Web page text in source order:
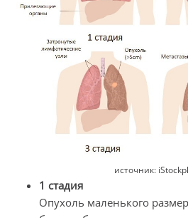
источник:
1 стадия
Опухоль маленького